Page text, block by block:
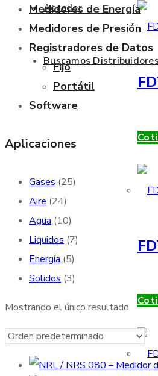
Acceder
Buscamos Distribuidores
Medidores de Energía
Medidores de Presión
Registradores de Datos
Fijo
Portátil
Software
Aplicaciones
Gases (25)
Aire (24)
Agua (10)
Liquidos (7)
Energía (5)
Solidos (3)
Mostrando el único resultado